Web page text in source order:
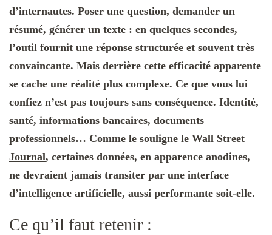
d’internautes. Poser une question, demander un
résumé, générer un texte : en quelques secondes,
l’outil fournit une réponse structurée et souvent très
convaincante. Mais derrière cette efficacité apparente
se cache une réalité plus complexe. Ce que vous lui
confiez n’est pas toujours sans conséquence. Identité,
santé, informations bancaires, documents
professionnels… Comme le souligne le Wall Street
Journal, certaines données, en apparence anodines,
ne devraient jamais transiter par une interface
d’intelligence artificielle, aussi performante soit-elle.
Ce qu’il faut retenir :